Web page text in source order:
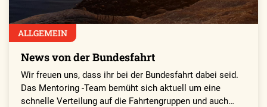
ALLGEMEIN
News von der Bundesfahrt
Wir freuen uns, dass ihr bei der Bundesfahrt dabei seid.
Das Mentoring -Team bemüht sich aktuell um eine
schnelle Verteilung auf die Fahrtengruppen und auch…